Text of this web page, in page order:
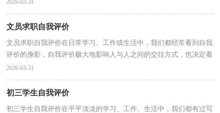
2026-03-31
文员求职自我评价
文员求职自我评价在日常学习、工作或生活中，我们都经常看到自我
评价的身影，自我评价极大地影响人与人之间的交往方式，也决定着
一个人对待他人的态度，还影响对他人的评价。那要怎...
2026-03-31
初三学生自我评价
初三学生自我评价在平平淡淡的学习、工作、生活中，我们都有过写